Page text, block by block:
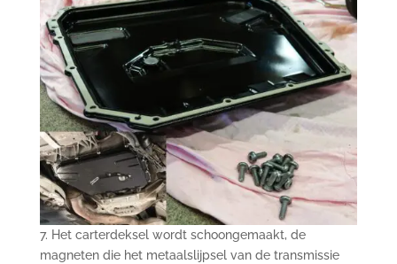
7. Het carterdeksel wordt schoongemaakt, de
magneten die het metaalslijpsel van de transmissie